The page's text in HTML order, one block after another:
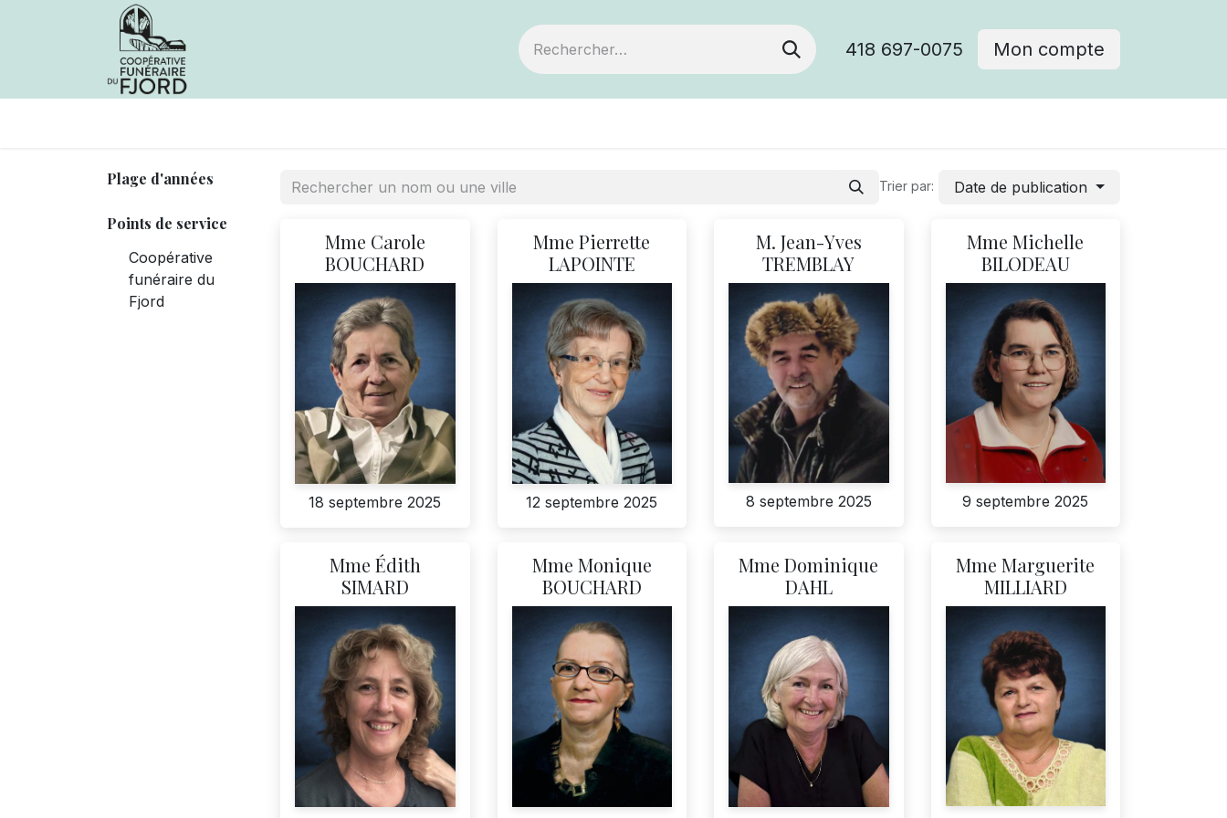
418 697-0075 Mon compte
Plage d'années
Points de service
Coopérative
funéraire du
Fjord
Trier par: Date de publication
Mme Carole
BOUCHARD
18 septembre 2025
Mme Pierrette
LAPOINTE
12 septembre 2025
M. Jean-Yves
TREMBLAY
8 septembre 2025
Mme Michelle
BILODEAU
9 septembre 2025
Mme Édith
SIMARD
Mme Monique
BOUCHARD
Mme Dominique
DAHL
Mme Marguerite
MILLIARD